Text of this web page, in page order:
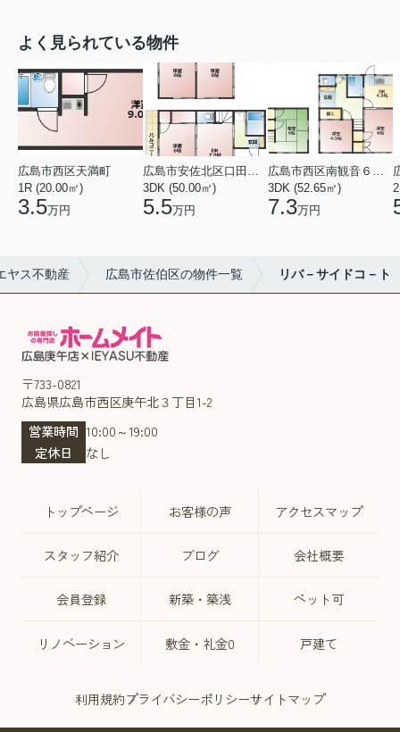
よく見られている物件
広島市西区天満町
1R (20.00㎡)
3.5万円
3DK (50.00㎡)
5.5万円
3DK (52.65㎡)
7.3万円
ヤス不動産 広島市佐伯区の物件一覧 リバ－サイドコ－ト
〒733-0821
広島県広島市西区庚午北３丁目1-2
営業時間 10:00～19:00
定休日
なし
トップページ お客様の声 アクセスマップ
スタッフ紹介 ブログ 会社概要
会員登録 新築・築浅 ペット可
リノベーション 敷金・礼金0 戸建て
利用規約プライバシーポリシーサイトマップ